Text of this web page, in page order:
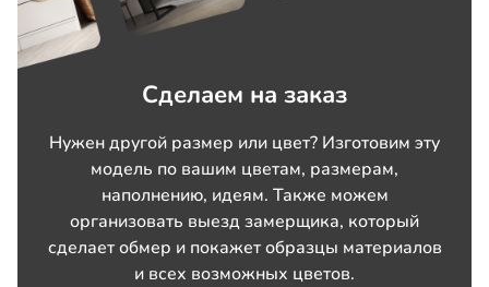
Сделаем на заказ
Нужен другой размер или цвет? Изготовим эту
модель по вашим цветам, размерам,
наполнению, идеям. Также можем
организовать выезд замерщика, который
сделает обмер и покажет образцы материалов
и всех возможных цветов.